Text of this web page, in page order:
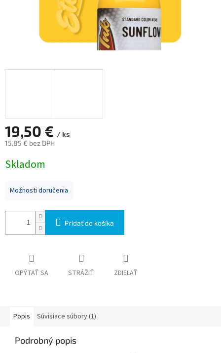
19,50 € / ks
15,85 € bez DPH
cena:
Skladom
Možnosti doručenia
Pridať do košíka
OPÝTAŤ SA STRÁŽIŤ ZDIEĽAŤ
Popis Súvisiace súbory (1)
Podrobný popis